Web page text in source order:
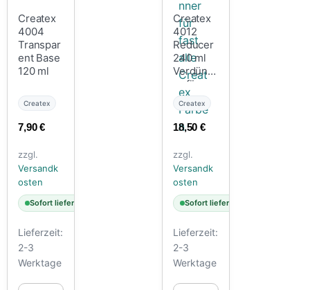
Createx
4004
Transpar
ent Base
120 ml
Createx
7,90€
zzgl.
Versandk
osten
Sofort lieferbar
Lieferzeit:
2-3
Werktage
Createx
4012
Reducer
240 ml
Verdünn
er für
fast alle
Createx
Farben
Createx
18,50€
zzgl.
Versandk
osten
Sofort lieferbar
Lieferzeit:
2-3
Werktage